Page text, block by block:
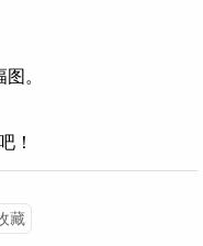
。
！
藏